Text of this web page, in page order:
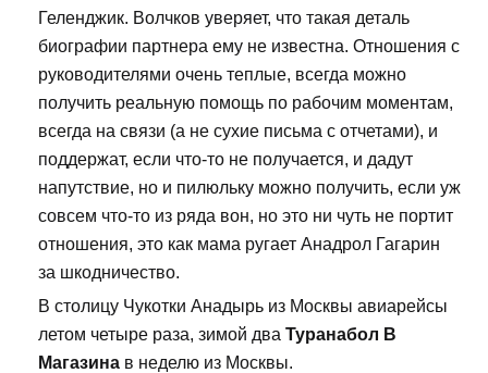
Геленджик. Волчков уверяет, что такая деталь
биографии партнера ему не известна. Отношения с
руководителями очень теплые, всегда можно
получить реальную помощь по рабочим моментам,
всегда на связи (а не сухие письма с отчетами), и
поддержат, если что-то не получается, и дадут
напутствие, но и пилюльку можно получить, если уж
совсем что-то из ряда вон, но это ни чуть не портит
отношения, это как мама ругает Анадрол Гагарин
за шкодничество.
В столицу Чукотки Анадырь из Москвы авиарейсы
летом четыре раза, зимой два Туранабол В
Магазина в неделю из Москвы.